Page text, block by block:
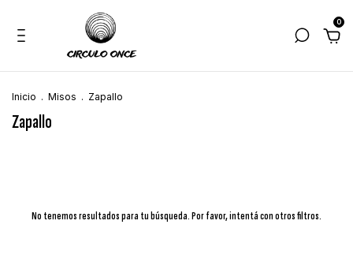
0
Inicio . Misos . Zapallo
Zapallo
No tenemos resultados para tu búsqueda. Por favor, intentá con otros filtros.